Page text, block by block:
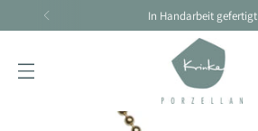
In Handarbeit gefertigt